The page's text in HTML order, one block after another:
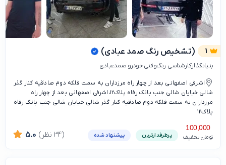
1 (تشخیص رنگ صمد عبادی)
بنیانگذارکارشناسی رنگ‌وفنی خودرو صمدعبادی
اشرفی اصفهانی بعد از چهار راه مرزداران به سمت فلکه دوم صادقیه کنار گذر
شالی خیایان شالی جنب بانک رفاه پلاک۱۲،اشرفی اصفهانی بعد از چهار راه
مرزداران به سمت فلکه دوم صادقیه کنار گذر شالی خیایان شالی جنب بانک رفاه
پلاک۱۲
100,000
تومان تخفیف پرطرفدارترین پیشنهاد شده 5.0 (34 نظر)